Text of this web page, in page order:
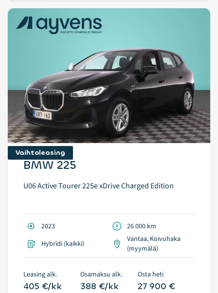
Vaihtoleasing
BMW 225
U06 Active Tourer 225e xDrive Charged Edition
2023
26 000 km
Hybridi (kaikki)
Vantaa, Koivuhaka
(myymälä)
Leasing alk.
405 €/kk
Osamaksu alk.
388 €/kk
Osta heti
27 900 €